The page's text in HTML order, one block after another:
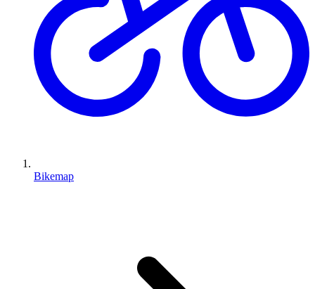
Bikemap